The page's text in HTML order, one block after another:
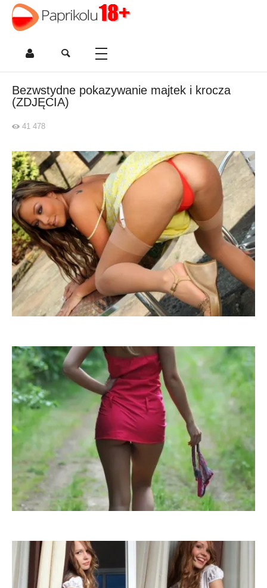
Bezwstydne pokazywanie majtek i krocza
(ZDJĘCIA)
41 478